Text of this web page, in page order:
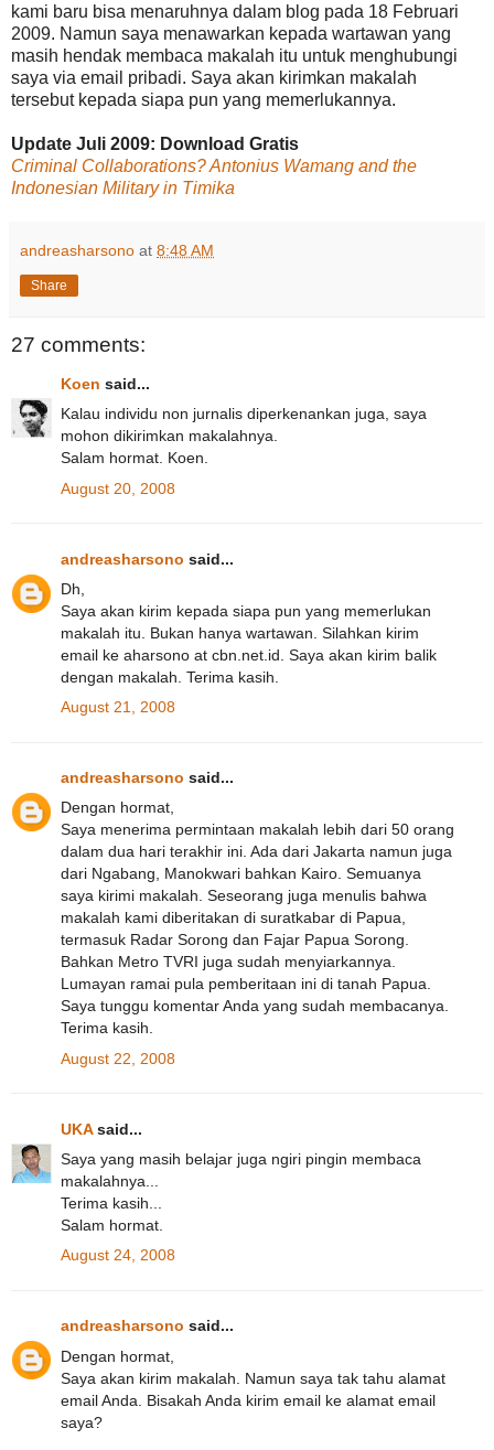
kami baru bisa menaruhnya dalam blog pada 18 Februari
2009. Namun saya menawarkan kepada wartawan yang
masih hendak membaca makalah itu untuk menghubungi
saya via email pribadi. Saya akan kirimkan makalah
tersebut kepada siapa pun yang memerlukannya.
Update Juli 2009: Download Gratis
Criminal Collaborations? Antonius Wamang and the
Indonesian Military in Timika
andreasharsono at 8:48 AM
Share
27 comments:
Koen said...
Kalau individu non jurnalis diperkenankan juga, saya
mohon dikirimkan makalahnya.
Salam hormat. Koen.
August 20, 2008
andreasharsono said...
Dh,
Saya akan kirim kepada siapa pun yang memerlukan
makalah itu. Bukan hanya wartawan. Silahkan kirim
email ke aharsono at cbn.net.id. Saya akan kirim balik
dengan makalah. Terima kasih.
August 21, 2008
andreasharsono said...
Dengan hormat,
Saya menerima permintaan makalah lebih dari 50 orang
dalam dua hari terakhir ini. Ada dari Jakarta namun juga
dari Ngabang, Manokwari bahkan Kairo. Semuanya
saya kirimi makalah. Seseorang juga menulis bahwa
makalah kami diberitakan di suratkabar di Papua,
termasuk Radar Sorong dan Fajar Papua Sorong.
Bahkan Metro TVRI juga sudah menyiarkannya.
Lumayan ramai pula pemberitaan ini di tanah Papua.
Saya tunggu komentar Anda yang sudah membacanya.
Terima kasih.
August 22, 2008
UKAsaid...
Saya yang masih belajar juga ngiri pingin membaca
makalahnya...
Terima kasih...
Salam hormat.
August 24, 2008
andreasharsono said...
Dengan hormat,
Saya akan kirim makalah. Namun saya tak tahu alamat
email Anda. Bisakah Anda kirim email ke alamat email
saya?